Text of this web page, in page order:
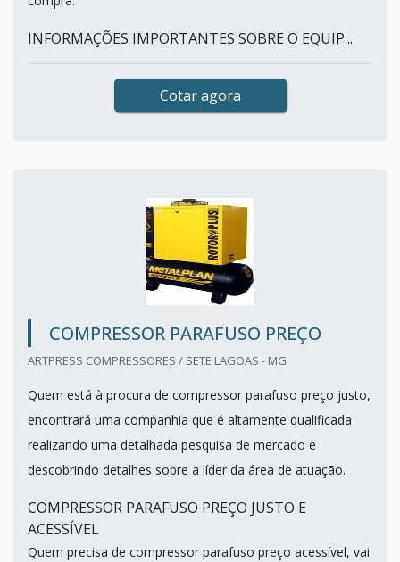
INFORMAÇÕES IMPORTANTES SOBRE O EQUIP...
Cotar agora
COMPRESSOR PARAFUSO PREÇO
ARTPRESS COMPRESSORES / SETE LAGOAS - MG
Quem está à procura de compressor parafuso preço justo,
encontrará uma companhia que é altamente qualificada
realizando uma detalhada pesquisa de mercado e
descobrindo detalhes sobre a líder da área de atuação.
COMPRESSOR PARAFUSO PREÇO JUSTO E
ACESSÍVEL
Quem precisa de compressor parafuso preço acessível, vai